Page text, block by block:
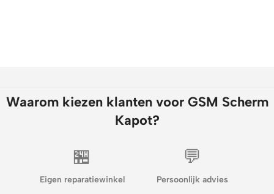
Waarom kiezen klanten voor GSM Scherm
Kapot?
🏪
Eigen reparatiewinkel
💬
Persoonlijk advies